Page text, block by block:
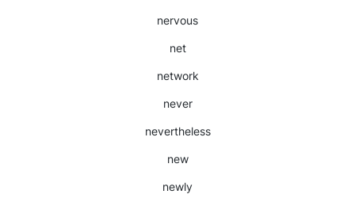
nervous
net
network
never
nevertheless
new
newly